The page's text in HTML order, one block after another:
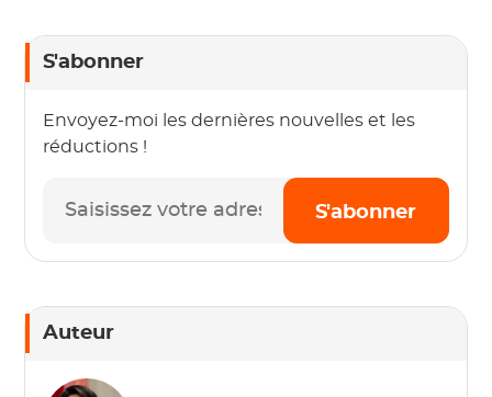
S'abonner
Envoyez-moi les dernières nouvelles et les
réductions !
S'abonner
Auteur